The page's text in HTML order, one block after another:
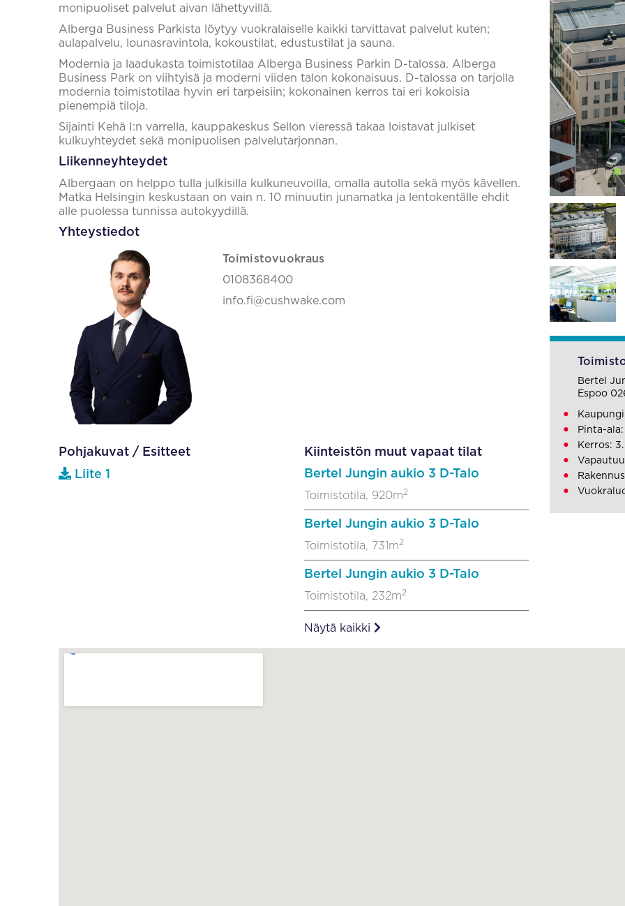
monipuoliset palvelut aivan lähettyvillä.
Alberga Business Parkista löytyy vuokralaiselle kaikki tarvittavat palvelut kuten;
aulapalvelu, lounasravintola, kokoustilat, edustustilat ja sauna.
Modernia ja laadukasta toimistotilaa Alberga Business Parkin D-talossa. Alberga
Business Park on viihtyisä ja moderni viiden talon kokonaisuus. D-talossa on tarjolla
modernia toimistotilaa hyvin eri tarpeisiin; kokonainen kerros tai eri kokoisia
pienempiä tiloja.
Sijainti Kehä I:n varrella, kauppakeskus Sellon vieressä takaa loistavat julkiset
kulkuyhteydet sekä monipuolisen palvelutarjonnan.
Liikenneyhteydet
Albergaan on helppo tulla julkisilla kulkuneuvoilla, omalla autolla sekä myös kävellen.
Matka Helsingin keskustaan on vain n. 10 minuutin junamatka ja lentokentälle ehdit
alle puolessa tunnissa autokyydillä.
Yhteystiedot
Toimistovuokraus
0108368400
info.fi@cushwake.com
Pohjakuvat / Esitteet
Liite 1
Kiinteistön muut vapaat tilat
Bertel Jungin aukio 3 D-Talo
Toimistotila, 920m2
Bertel Jungin aukio 3 D-Talo
Toimistotila, 731m2
Bertel Jungin aukio 3 D-Talo
Toimistotila, 232m2
Näytä kaikki
Bertel
Espoo
Pinta-
Kerros: